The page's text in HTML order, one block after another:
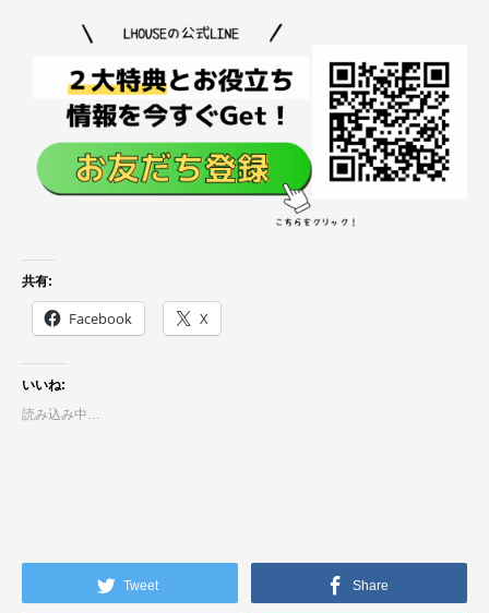
共有:
Facebook X
いいね:
読み込み中…
Tweet Share